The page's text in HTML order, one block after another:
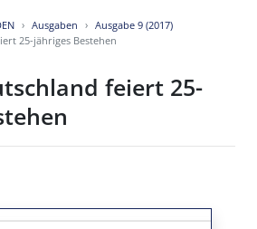
Ausgaben
Ausgabe 9 (2017)
25-jähriges Bestehen
feiert 25-